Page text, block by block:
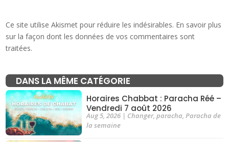
Ce site utilise Akismet pour réduire les indésirables. En savoir plus
sur la façon dont les données de vos commentaires sont
traitées.
DANS LA MÊME CATÉGORIE
Horaires Chabbat : Paracha Réé –
Vendredi 7 août 2026
Aug 5, 2026| Changer, paracha, Paracha de
la semaine